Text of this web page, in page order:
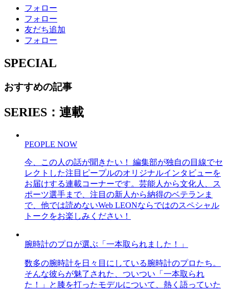
フォロー
フォロー
友だち追加
フォロー
SPECIAL
おすすめの記事
SERIES：連載
PEOPLE NOW
今、この人の話が聞きたい！ 編集部が独自の目線でセ
レクトした注目ピープルのオリジナルインタビューを
お届けする連載コーナーです。芸能人から文化人、ス
ポーツ選手まで、注目の新人から納得のベテランま
で、他では読めないWeb LEONならではのスペシャル
トークをお楽しみください！
腕時計のプロが選ぶ「一本取られました！」
数多の腕時計を日々目にしている腕時計のプロたち。
そんな彼らが魅了された、ついつい「一本取られ
た！」と膝を打ったモデルについて、熱く語っていた